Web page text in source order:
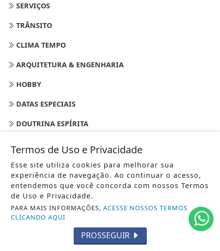
SERVIÇOS
TRÂNSITO
CLIMA TEMPO
ARQUITETURA & ENGENHARIA
HOBBY
DATAS ESPECIAIS
DOUTRINA ESPÍRITA
AUTOMOTORES
ESPIRITISMO
MODA E TENDÊNCIAS
Termos de Uso e Privacidade
Esse site utiliza cookies para melhorar sua
experiência de navegação. Ao continuar o acesso,
entendemos que você concorda com nossos Termos
de Uso e Privacidade.
PARA MAIS INFORMAÇÕES,ACESSE NOSSOS TERMOS
CLICANDO AQUI
PROSSEGUIR